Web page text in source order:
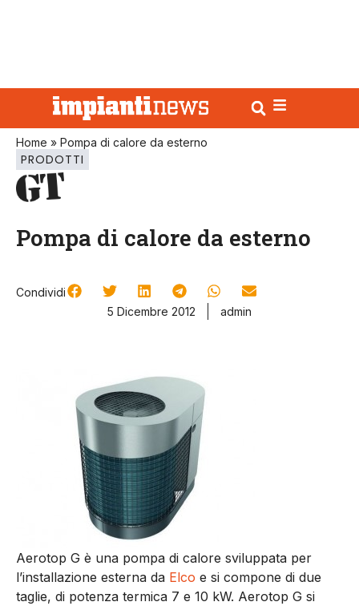
Home » Pompa di calore da esterno
PRODOTTI
Pompa di calore da esterno
Condividi
5 Dicembre 2012
admin
Aerotop G è una pompa di calore sviluppata per
l’installazione esterna da Elco e si compone di due
taglie, di potenza termica 7 e 10 kW. Aerotop G si